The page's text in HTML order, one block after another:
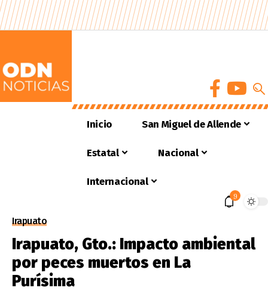
Inicio San Miguel de Allende
Estatal Nacional
Internacional
9
Irapuato
Irapuato, Gto.: Impacto ambiental
por peces muertos en La
Purísima